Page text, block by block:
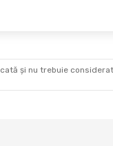
și nu trebuie